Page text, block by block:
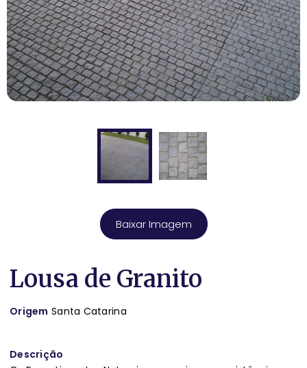
Baixar Imagem
Lousa de Granito
Origem Santa Catarina
Descrição